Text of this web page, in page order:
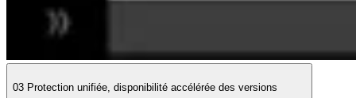
03 Protection unifiée, disponibilité accélérée des versions